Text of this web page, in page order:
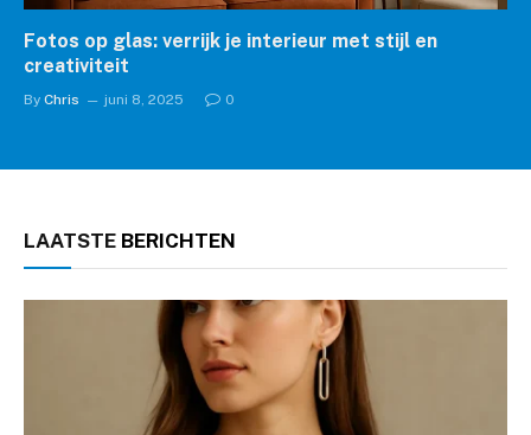
Fotos op glas: verrijk je interieur met stijl en
creativiteit
By Chris juni 8, 2025 0
LAATSTE BERICHTEN